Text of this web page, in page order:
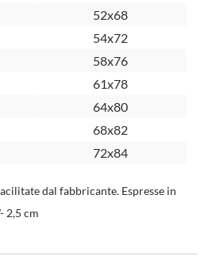
52x68
54x72
58x76
61x78
64x80
68x82
72x84
dal fabbricante. Espresse in
2,5 cm